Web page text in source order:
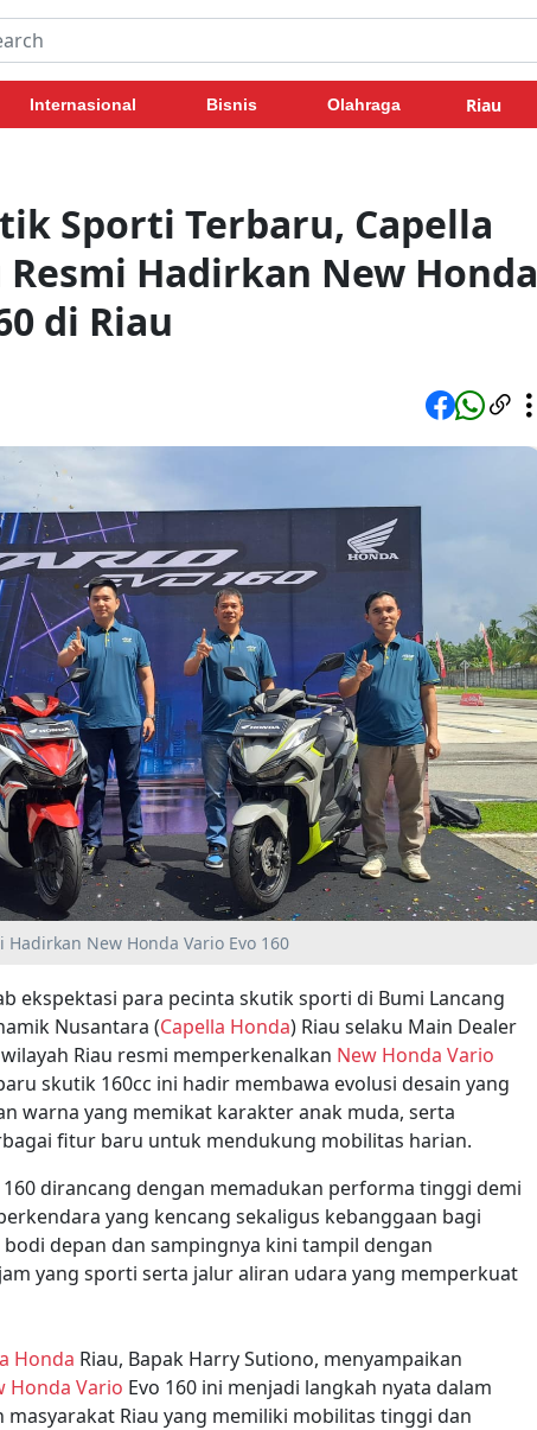
Internasional Bisnis Olahraga Riau
Sporti Terbaru, Capella
Resmi Hadirkan New Honda
di Riau
Hadirkan New Honda Vario Evo 160
ekspektasi para pecinta skutik sporti di Bumi Lancang
Nusantara (Capella Honda) Riau selaku Main Dealer
Riau resmi memperkenalkan New Honda Vario
skutik 160cc ini hadir membawa evolusi desain yang
warna yang memikat karakter anak muda, serta
fitur baru untuk mendukung mobilitas harian.
160 dirancang dengan memadukan performa tinggi demi
yang kencang sekaligus kebanggaan bagi
depan dan sampingnya kini tampil dengan
yang sporti serta jalur aliran udara yang memperkuat
Honda Riau, Bapak Harry Sutiono, menyampaikan
Honda Vario Evo 160 ini menjadi langkah nyata dalam
Riau yang memiliki mobilitas tinggi dan